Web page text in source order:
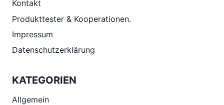
Kontakt
Produkttester & Kooperationen.
Impressum
Datenschutzerklärung
KATEGORIEN
Allgemein